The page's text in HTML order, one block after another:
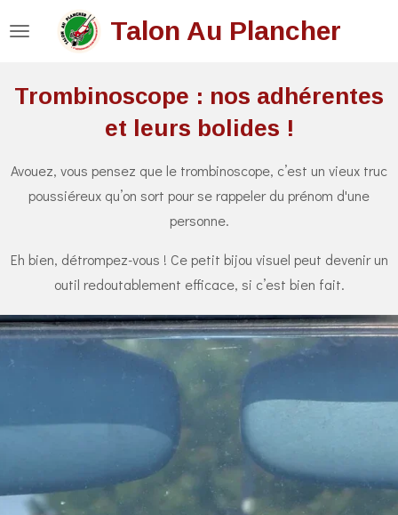
principal
Talon Au Plancher
Trombinoscope : nos adhérentes
et leurs bolides !
Avouez, vous pensez que le trombinoscope, c’est un vieux truc
poussiéreux qu’on sort pour se rappeler du prénom d'une
personne.
Eh bien, détrompez-vous ! Ce petit bijou visuel peut devenir un
outil redoutablement efficace, si c’est bien fait.